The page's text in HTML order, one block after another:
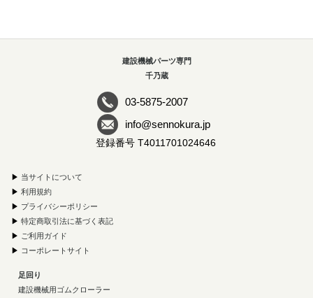
建設機械パーツ専門
千乃蔵
03-5875-2007
info@sennokura.jp
登録番号 T4011701024646
▶ 当サイトについて
▶ 利用規約
▶ プライバシーポリシー
▶ 特定商取引法に基づく表記
▶ ご利用ガイド
▶ コーポレートサイト
足回り
建設機械用ゴムクローラー